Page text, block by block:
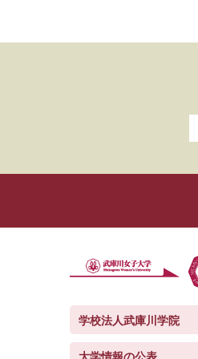
学校法人武庫川学院